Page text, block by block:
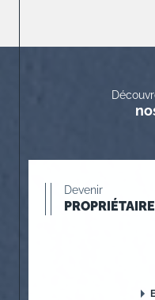
Devenir
PROPRIÉTAIRE